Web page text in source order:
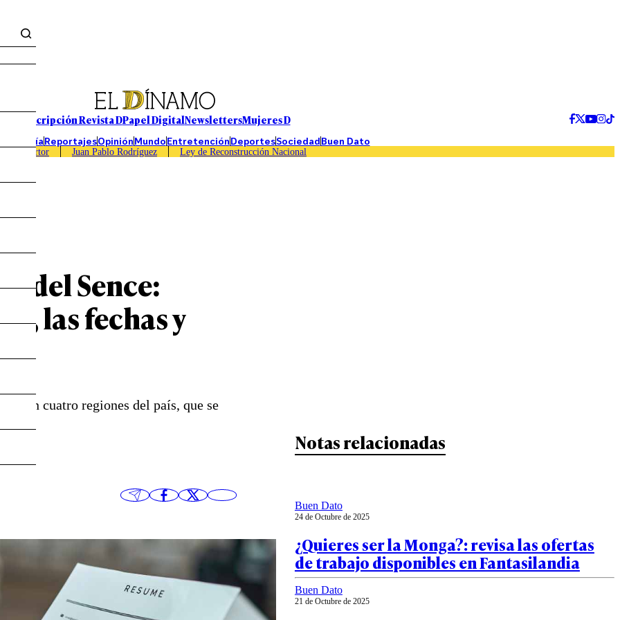
Suscripción Revista DPapel DigitalNewslettersMujeres D
EconomíaReportajesOpiniónMundoEntretenciónDeportesSociedadBuen Dato
Caso Sartor Juan Pablo Rodríguez Ley de Reconstrucción Nacional
del Sence:
las fechas y
en cuatro regiones del país, que se
Notas relacionadas
Buen Dato
24 de Octubre de 2025
¿Quieres ser la Monga?: revisa las ofertas
de trabajo disponibles en Fantasilandia
Buen Dato
21 de Octubre de 2025